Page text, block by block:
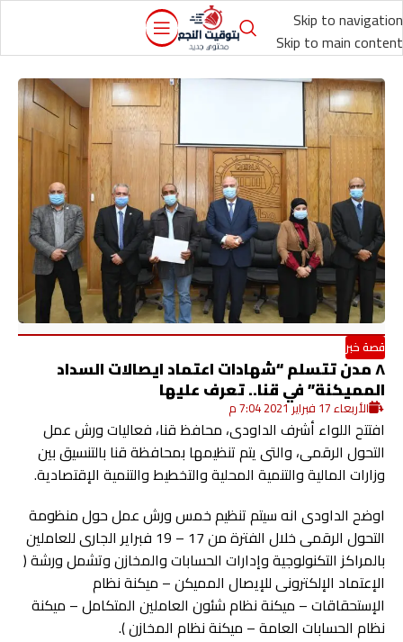
Skip to navigation
Skip to main content
قصة خبر
٨ مدن تتسلم “شهادات اعتماد ايصالات السداد
المميكنة” في قنا.. تعرف عليها
الأربعاء 17 فبراير 2021 7:04 م
افتتح اللواء أشرف الداودى، محافظ قنا، فعاليات ورش عمل
التحول الرقمى، والتى يتم تنظيمها بمحافظة قنا بالتنسيق بين
وزارات المالية والتنمية المحلية والتخطيط والتنمية الإقتصادية.
اوضح الداودى انه سيتم تنظيم خمس ورش عمل حول منظومة
التحول الرقمى خلال الفترة من 17 – 19 فبراير الجارى للعاملين
بالمراكز التكنولوجية وإدارات الحسابات والمخازن وتشمل ورشة (
الإعتماد الإلكترونى للإيصال المميكن – ميكنة نظام
الإستحقاقات – ميكنة نظام شئون العاملين المتكامل – ميكنة
نظام الحسابات العامة – ميكنة نظام المخازن ).